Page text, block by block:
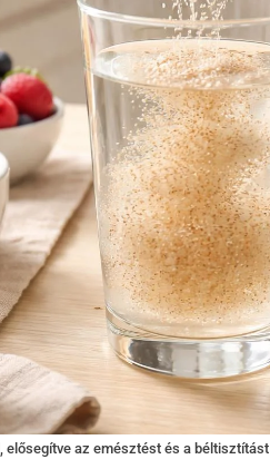
az emésztést és a béltisztítást